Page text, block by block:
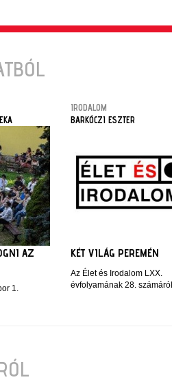
AZ
1.
IRODALOM
BARKÓCZI ESZTER
KÉT VILÁG PEREMÉN
Az Élet és Irodalom LXX.
évfolyamának 28. számáról